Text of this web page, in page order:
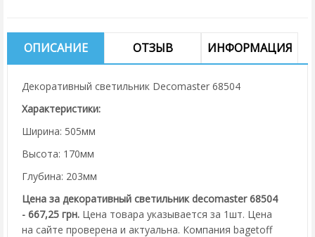
ОПИСАНИЕ ОТЗЫВ ИНФОРМАЦИЯ
Декоративный светильник Decomaster 68504
Характеристики:
Ширина: 505мм
Высота: 170мм
Глубина: 203мм
Цена за декоративный светильник decomaster 68504
- 667,25 грн. Цена товара указывается за 1шт. Цена
на сайте проверена и актуальна. Компания bagetoff